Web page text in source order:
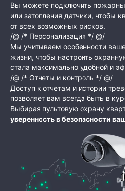
Вы можете подключить
или затопления датчики, чтобы
от всех возможных рисков.
/@ /* Персонализация */ @/
Мы учитываем особенности
жизни, чтобы настроить
стала максимально удобной и
/@ /* Отчеты и контроль */ @/
Доступ к отчетам и истории
позволяет вам всегда быть в
Выбирая пультовую охрану
уверенность в безопасности